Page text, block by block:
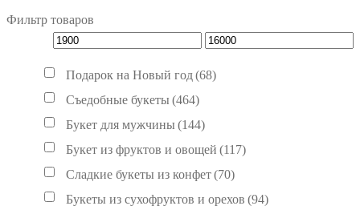
Фильтр товаров
Подарок на Новый год(68)
Съедобные букеты (464)
Букет для мужчины (144)
Букет из фруктов и овощей (117)
Сладкие букеты из конфет(70)
Букеты из сухофруктов и орехов (94)